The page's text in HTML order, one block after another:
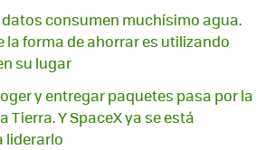
consumen muchísimo agua.
la forma de ahorrar es utilizando
su lugar
y entregar paquetes pasa por la
Tierra. Y SpaceX ya se está
liderarlo